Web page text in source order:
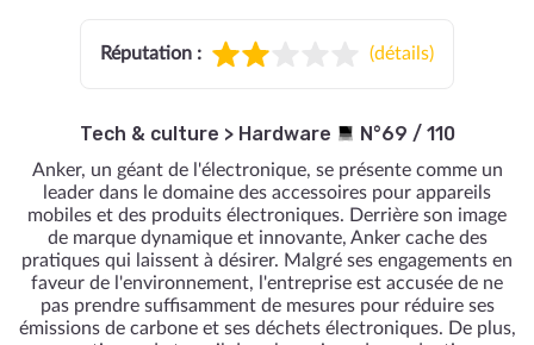
Réputation : (détails)
Tech & culture > Hardware N°69 / 110
Anker, un géant de l'électronique, se présente comme un
leader dans le domaine des accessoires pour appareils
mobiles et des produits électroniques. Derrière son image
de marque dynamique et innovante, Anker cache des
pratiques qui laissent à désirer. Malgré ses engagements en
faveur de l'environnement, l'entreprise est accusée de ne
pas prendre suffisamment de mesures pour réduire ses
émissions de carbone et ses déchets électroniques. De plus,